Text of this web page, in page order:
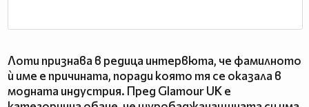
Лоти признава в редица интервюта, че фамилното
ѝ име е причината, поради която тя се оказала в
модната индустрия. Пред Glamour UK е